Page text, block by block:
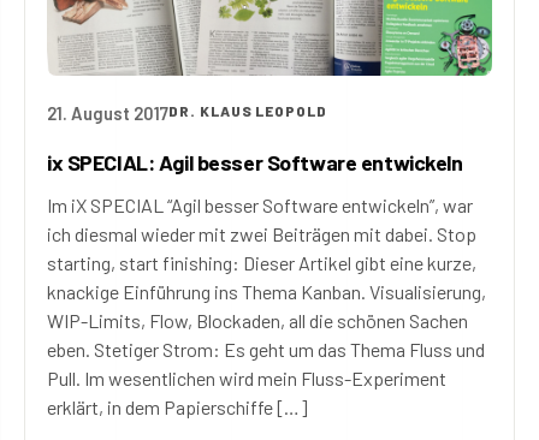
21. August 2017DR. KLAUS LEOPOLD
ix SPECIAL: Agil besser Software entwickeln
Im iX SPECIAL “Agil besser Software entwickeln”, war
ich diesmal wieder mit zwei Beiträgen mit dabei. Stop
starting, start finishing: Dieser Artikel gibt eine kurze,
knackige Einführung ins Thema Kanban. Visualisierung,
WIP-Limits, Flow, Blockaden, all die schönen Sachen
eben. Stetiger Strom: Es geht um das Thema Fluss und
Pull. Im wesentlichen wird mein Fluss-Experiment
erklärt, in dem Papierschiffe […]